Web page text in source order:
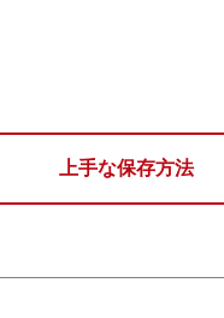
上手な保存方法